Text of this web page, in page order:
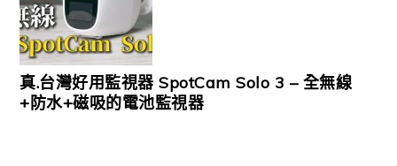
真.台灣好用監視器 SpotCam Solo 3 – 全無線
+防水+磁吸的電池監視器